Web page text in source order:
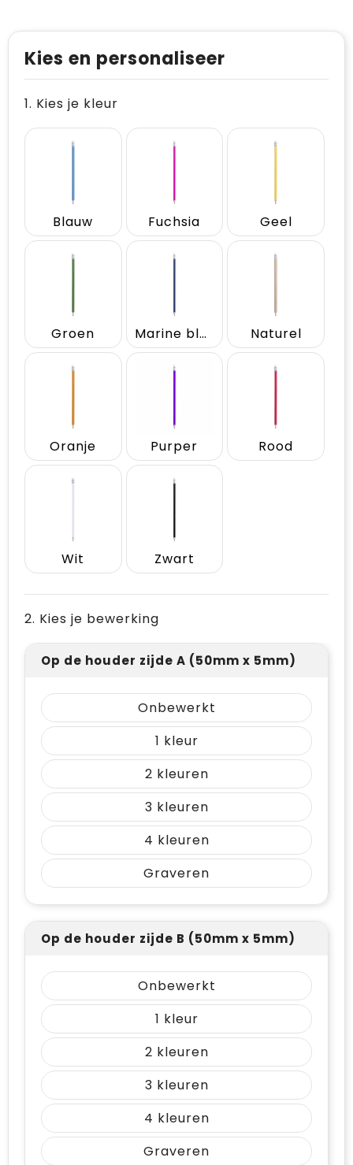
Kies en personaliseer
1. Kies je kleur
Blauw Fuchsia Geel
Groen Marine blauw Naturel
Oranje Purper Rood
Wit Zwart
2. Kies je bewerking
Op de houder zijde A (50mm x 5mm)
Onbewerkt
1
2
3
4
Graveren
Op de houder zijde B (50mm x 5mm)
Onbewerkt
1
2
3
4
Graveren